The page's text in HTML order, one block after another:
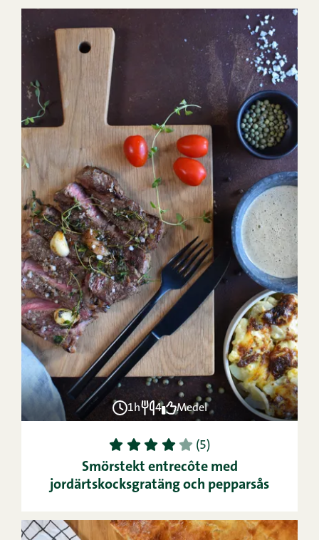
1h 4 Medel
1 2 3 4 5 (5)
Smörstekt entrecôte med
jordärtskocksgratäng och pepparsås